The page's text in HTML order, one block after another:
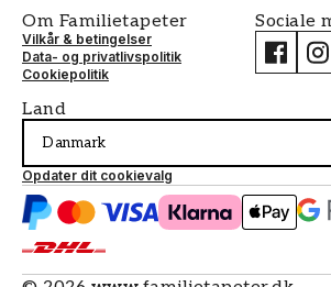
Om Familietapeter
Vilkår & betingelser
Data- og privatlivspolitik
Cookiepolitik
Sociale
Land
Danmark
Opdater dit cookievalg